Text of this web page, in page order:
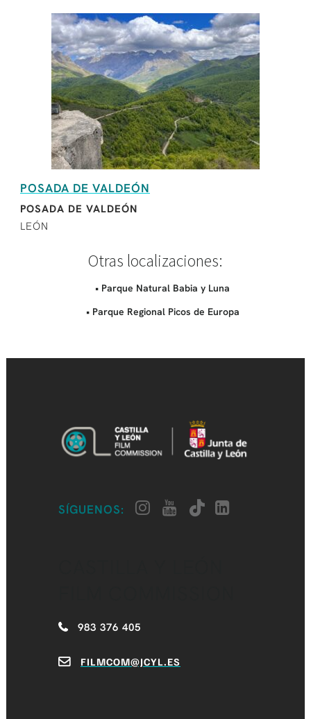
POSADA DE VALDEÓN
POSADA DE VALDEÓN
LEÓN
Otras localizaciones:
• Parque Natural Babia y Luna
• Parque Regional Picos de Europa
SÍGUENOS:
983 376 405
FILMCOM@JCYL.ES